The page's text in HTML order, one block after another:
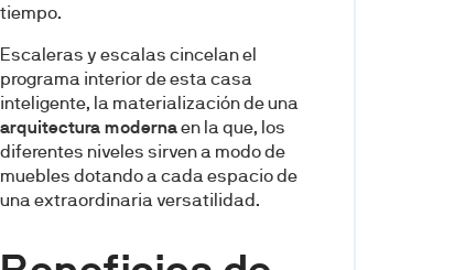
tiempo.
Escaleras y escalas cincelan el
programa interior de esta casa
inteligente, la materialización de una
arquitectura modernaen la que, los
diferentes niveles sirven a modo de
muebles dotando a cada espacio de
una extraordinaria versatilidad.